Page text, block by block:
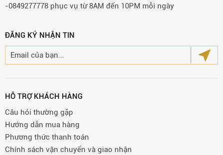
-0849277778 phục vụ từ 8AM đến 10PM mỗi ngày
ĐĂNG KÝ NHẬN TIN
HỖ TRỢ KHÁCH HÀNG
Câu hỏi thường gặp
Hướng dẫn mua hàng
Phương thức thanh toán
Chính sách vận chuyển và giao nhận